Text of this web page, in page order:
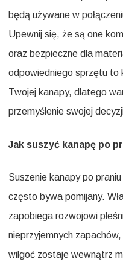
będą używane w
Upewnij się, że są one
oraz bezpieczne dla
odpowiedniego sprzętu to
Twojej kanapy, dlatego
przemyślenie swojej
Jak suszyć kanapę po
Suszenie kanapy po
często bywa pomijany.
zapobiega rozwojowi
nieprzyjemnych
wilgoć zostaje wewnątrz